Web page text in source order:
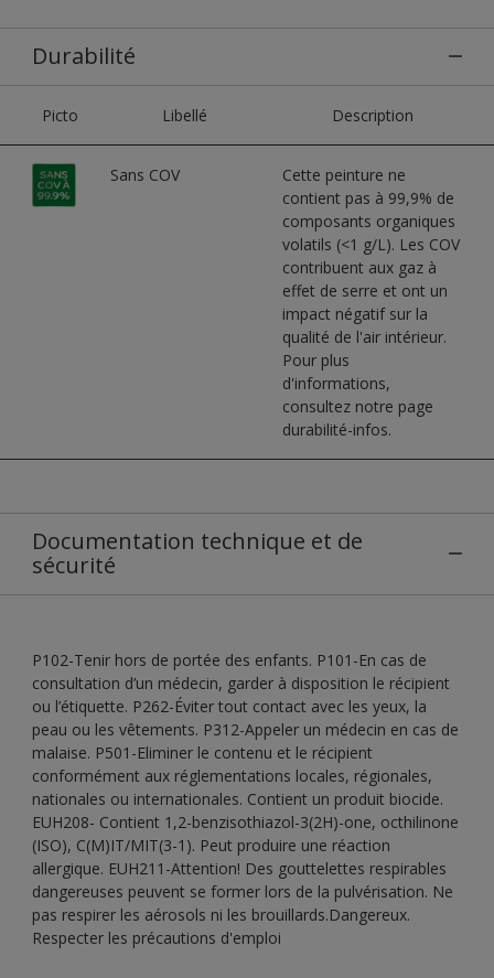
Durabilité
Picto Libellé Description
Sans COV
Cette peinture ne
contient pas à 99,9% de
composants organiques
volatils (<1 g/L). Les COV
contribuent aux gaz à
effet de serre et ont un
impact négatif sur la
qualité de l'air intérieur.
Pour plus
d'informations,
consultez notre page
durabilité-infos.
Documentation technique et de
sécurité
P102-Tenir hors de portée des enfants. P101-En cas de
consultation d’un médecin, garder à disposition le récipient
ou l’étiquette. P262-Éviter tout contact avec les yeux, la
peau ou les vêtements. P312-Appeler un médecin en cas de
malaise. P501-Eliminer le contenu et le récipient
conformément aux réglementations locales, régionales,
nationales ou internationales. Contient un produit biocide.
EUH208- Contient 1,2-benzisothiazol-3(2H)-one, octhilinone
(ISO), C(M)IT/MIT(3-1). Peut produire une réaction
allergique. EUH211-Attention! Des gouttelettes respirables
dangereuses peuvent se former lors de la pulvérisation. Ne
pas respirer les aérosols ni les brouillards.Dangereux.
Respecter les précautions d'emploi